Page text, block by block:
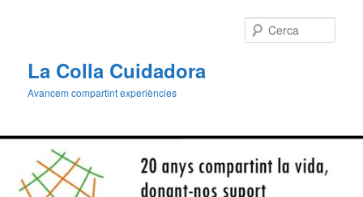
La Colla Cuidadora
Avancem compartint experiències